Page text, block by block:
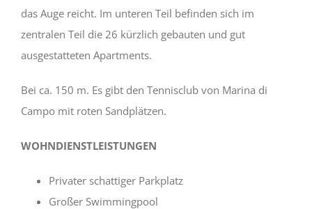
das Auge reicht. Im unteren Teil befinden sich im
zentralen Teil die 26 kürzlich gebauten und gut
ausgestatteten Apartments.
Bei ca. 150 m. Es gibt den Tennisclub von Marina di
Campo mit roten Sandplätzen.
WOHNDIENSTLEISTUNGEN
Privater schattiger Parkplatz
Großer Swimmingpool